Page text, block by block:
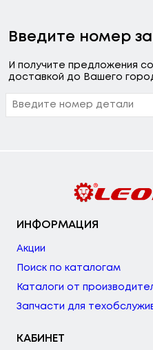
Введите номер
И получите предложения
доставкой до Вашего
ИНФОРМАЦИЯ
Акции
Поиск по каталогам
Каталоги от
Запчасти для
КАБИНЕТ